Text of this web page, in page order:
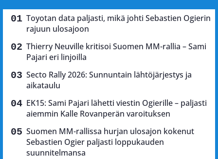
Toyotan data paljasti, mikä johti Sebastien Ogierin
rajuun ulosajoon
Thierry Neuville kritisoi Suomen MM-rallia – Sami
Pajari eri linjoilla
Secto Rally 2026: Sunnuntain lähtöjärjestys ja
aikataulu
EK15: Sami Pajari lähetti viestin Ogierille – paljasti
aiemmin Kalle Rovanperän varoituksen
Suomen MM-rallissa hurjan ulosajon kokenut
Sebastien Ogier paljasti loppukauden
suunnitelmansa